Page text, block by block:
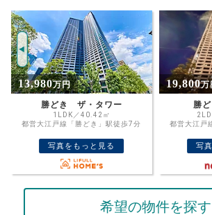
ご希望の
返済期間
住宅ローン
金利
ボーナス
返済金額
試算条件 57㎡・5階
推定売却価格：12031万
資金計画のために査定額や
格を入力して活用するのも
計算する
19,800万円
勝どきザ・タワー
2LDK／72.09㎡㎡
都営大江戸線「勝どき」駅徒歩6分
写真をもっと見る
12,500万
シティ
東京メトロ日
写
希望の物件を探す